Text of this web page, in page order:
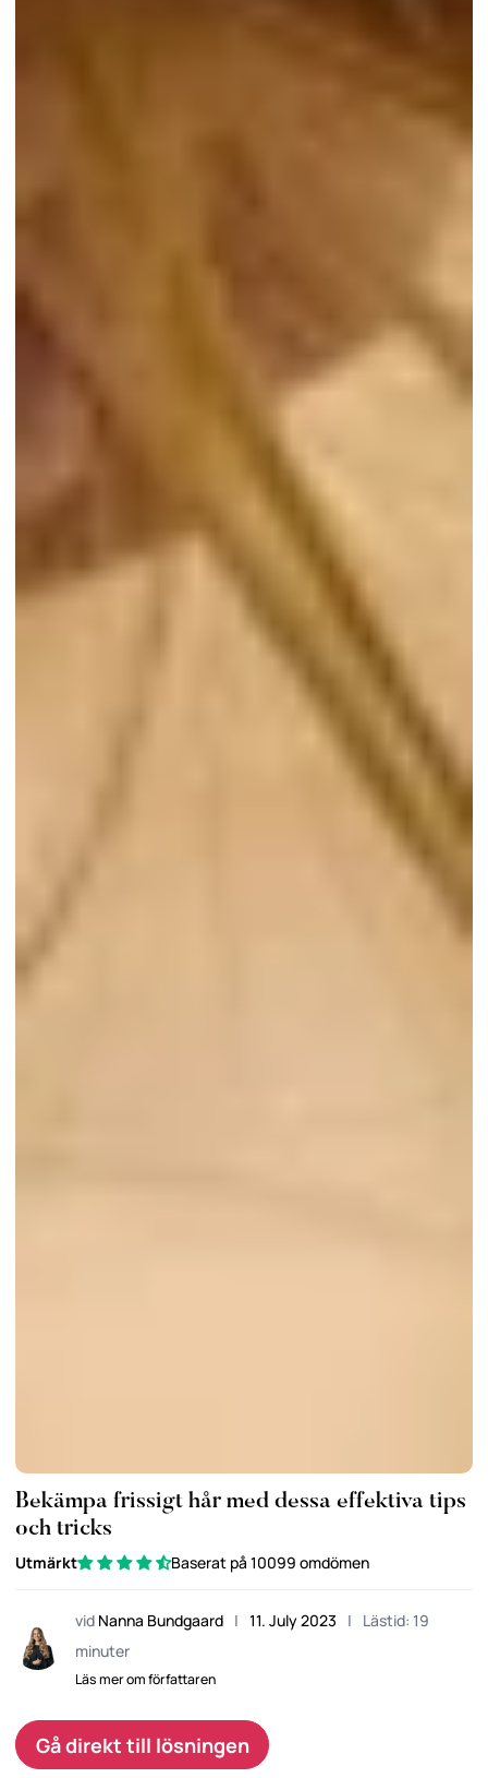
Bekämpa frissigt hår med dessa effektiva tips
och tricks
Utmärkt Baserat på 10099 omdömen
vid Nanna Bundgaard | 11. July 2023 |
Lästid: 19
minuter
Läs mer om författaren
Gå direkt till lösningen